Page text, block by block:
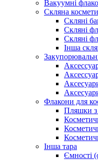
Вакуумні
Скляна
Скляні
Скляні
Скляні
Інша
Флакони для
Пляшки з
Інша тара
Ємності